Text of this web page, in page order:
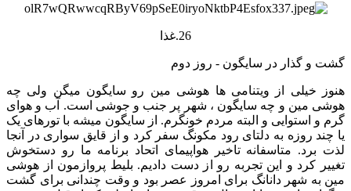
26.غذا
گشت و گذار در سایگون - روز دوم
هنوز خیلی از ویتنامی ها هوشی مین رو سایگون میگن ولی چه
هوشی مین و چه سایگون ، شهر پر جنب و جوشی است. آب و هوای
گرم و استوایی و البته مردم خونگرم. از سایگون میشه با تورهای یک
یا چند روزه به دلتای رود مکونگ سفر کرد و از قایق سواری در آنجا
لذت برد. متاسفانه تاخیر هواپیمای اتحاد برنامه ما رو دستخوش
تغییر کرد و این تجربه رو از دست دادیم. بلیط پروازمون از هوشی
مین به شهر دانانگ برای امروز عصر بود و وقت چندانی برای گشت